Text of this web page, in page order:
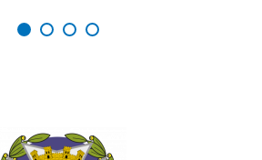
fascinante, pero la seguridad visual
Española de Enfermería